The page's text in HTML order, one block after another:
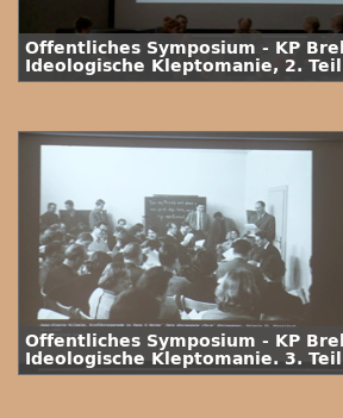
Öffentliches Symposium - KP
Ideologische Kleptomanie, 2.
Mai (2019)
Öffentliches Symposium - KP
Ideologische Kleptomanie. 3.
Mai (2019)